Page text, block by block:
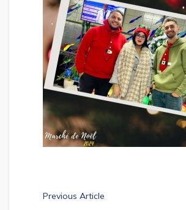
Previous Article